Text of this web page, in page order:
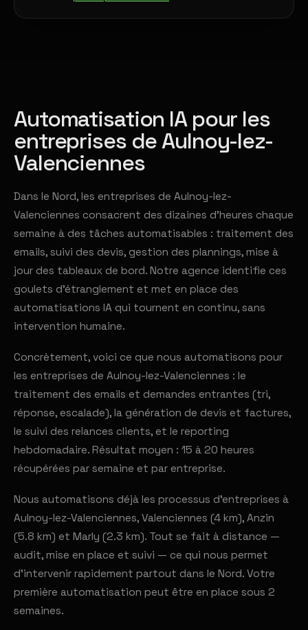
Automatisation IA pour les
entreprises de Aulnoy-lez-
Valenciennes
Dans le Nord, les entreprises de Aulnoy-lez-
Valenciennes consacrent des dizaines d'heures chaque
semaine à des tâches automatisables : traitement des
emails, suivi des devis, gestion des plannings, mise à
jour des tableaux de bord. Notre agence identifie ces
goulets d'étranglement et met en place des
automatisations IA qui tournent en continu, sans
intervention humaine.
Concrètement, voici ce que nous automatisons pour
les entreprises de Aulnoy-lez-Valenciennes : le
traitement des emails et demandes entrantes (tri,
réponse, escalade), la génération de devis et factures,
le suivi des relances clients, et le reporting
hebdomadaire. Résultat moyen : 15 à 20 heures
récupérées par semaine et par entreprise.
Nous automatisons déjà les processus d'entreprises à
Aulnoy-lez-Valenciennes, Valenciennes (4 km), Anzin
(5.8 km) et Marly (2.3 km). Tout se fait à distance —
audit, mise en place et suivi — ce qui nous permet
d'intervenir rapidement partout dans le Nord. Votre
première automatisation peut être en place sous 2
semaines.